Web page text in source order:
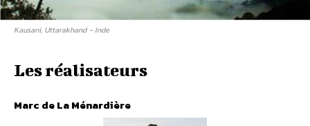
Kausani, Uttarakhand – ­Inde
Les réalisateurs
Marc de La Ménardière